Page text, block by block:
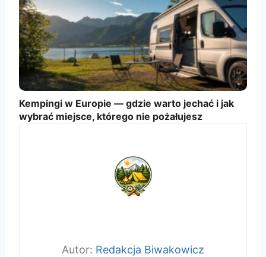
Kempingi w Europie — gdzie warto jechać i jak
wybrać miejsce, którego nie pożałujesz
Redakcja Biwakowicz